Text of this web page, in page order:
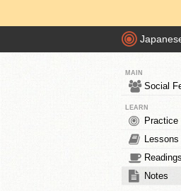
MAIN
Social
LEARN
Practice
Lessons
Readings
Notes